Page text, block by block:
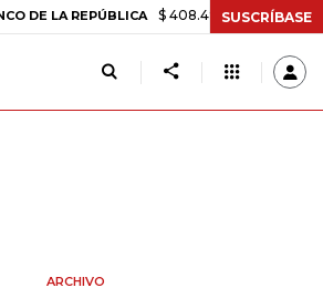
LA REPÚBLICA $ 408.498,97 +$ 8.753,81
SUSCRÍBASE
ARCHIVO